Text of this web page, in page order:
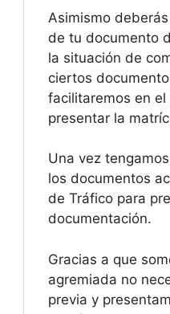
Asimismo
de tu documento
la situación de
ciertos
facilitaremos en
presentar la
Una vez
los documentos
de Tráfico para
documentación.
Gracias a que
agremiada no
previa y